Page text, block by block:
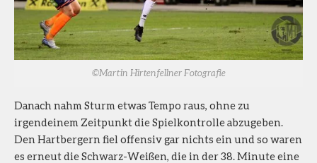
©Martin Hirtenfellner Fotografie
Danach nahm Sturm etwas Tempo raus, ohne zu
irgendeinem Zeitpunkt die Spielkontrolle abzugeben.
Den Hartbergern fiel offensiv gar nichts ein und so waren
es erneut die Schwarz-Weißen, die in der 38. Minute eine